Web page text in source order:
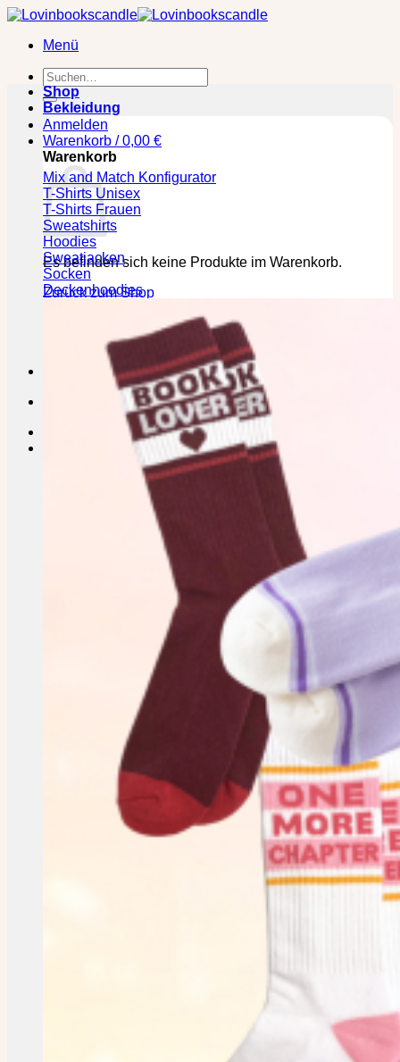
Zum
springenMenü
Suchen
nach:
Anmelden
Warenkorb /0,00 €
Warenkorb
Es befinden sich keine Produkte im Warenkorb.
Zurück zum Shop
🕒 Die jeweilige Lieferzeit bitte den Produktseiten
entnehmen!
Shop
Bekleidung
Mix and Match Konfigurator
T-Shirts Unisex
T-Shirts Frauen
Sweatshirts
Hoodies
Sweatjacken
Socken
Deckenhoodies